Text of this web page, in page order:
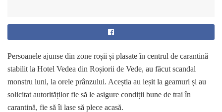
Persoanele ajunse din zone roșii și plasate în centrul de carantină
stabilit la Hotel Vedea din Roșiorii de Vede, au făcut scandal
monstru luni, la orele prânzului. Aceștia au ieșit la geamuri și au
solicitat autorităților fie să le asigure condiții bune de trai în
carantină, fie să îi lase să plece acasă.